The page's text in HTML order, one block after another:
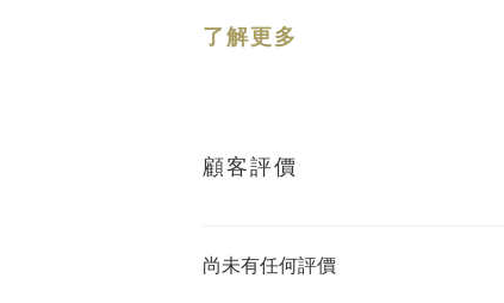
了解更多
顧客評價
尚未有任何評價